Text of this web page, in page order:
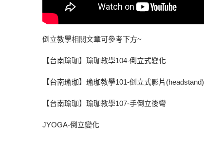
倒立教學相關文章可參考下方~
【台南瑜珈】瑜珈教學104-倒立式變化
【台南瑜珈】瑜珈教學101-倒立式影片(headstand)
【台南瑜珈】瑜珈教學107-手倒立後彎
JYOGA-倒立變化